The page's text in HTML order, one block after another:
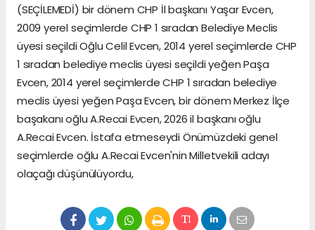
(SEÇİLEMEDİ) bir dönem CHP İl başkanı Yaşar Evcen,
2009 yerel seçimlerde CHP 1 sıradan Belediye Meclis
üyesi seçildi Oğlu Celil Evcen, 2014 yerel seçimlerde CHP
1 sıradan belediye meclis üyesi seçildi yeğen Paşa
Evcen, 2014 yerel seçimlerde CHP 1 sıradan belediye
meclis üyesi yeğen Paşa Evcen, bir dönem Merkez İlçe
başakanı oğlu A.Recai Evcen, 2026 il başkanı oğlu
A.Recai Evcen. İstafa etmeseydi Önümüzdeki genel
seçimlerde oğlu A.Recai Evcen'nin Milletvekili adayı
olaçağı düşünülüyordu,